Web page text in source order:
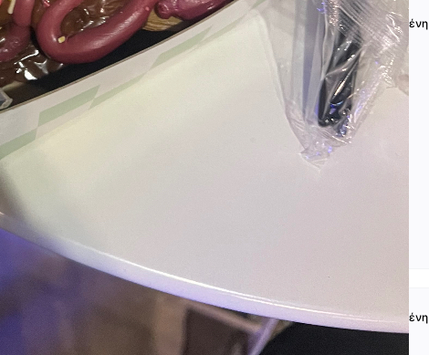
Επαληθευμένη
εκεί !! Τα βαφλακια με δύο μπάλες παγωτό ήταν
Επαληθευμένη